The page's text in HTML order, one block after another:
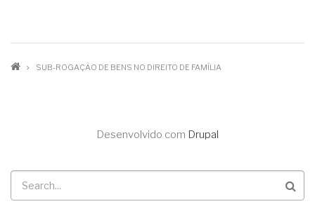
TRILHA
NAVEGAÇÃO
SUB-ROGAÇÃO DE BENS NO DIREITO DE FAMÍLIA
Desenvolvido com Drupal